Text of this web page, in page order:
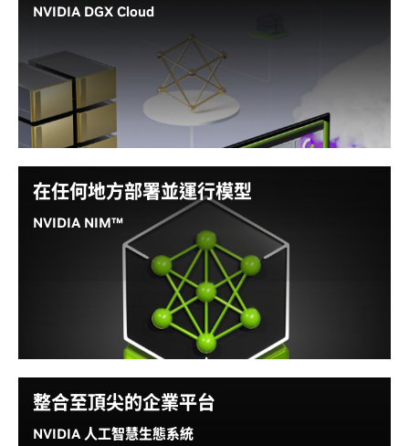
深入瞭解 NeMo
NVIDIA DGX Cloud
客製化人工智慧模型時，需要取用重要的運算資源、人
工智慧專業知識和軟體，藉此精簡人工智慧模型的開發
過程。
NVIDIA DGX Cloud 這款端對端人工智慧平台適用於開
球領先 CSP 共同設計的專用容量。在 DGX Cloud 量身
打造專屬的人工智慧模型。
在任何地方部署並運行模型
NVIDIA NIM™
NVIDIA AI Foundry 建構的 NVIDIA NIM，可隨處快速
部署及擴充客製化模型。
NVIDIA NIM 這套微服務易於使用，其設計可跨雲端、
資料中心和工作站，以安全可靠的方式部署高效能人工
閱讀部落格
整合至頂尖的企業平台
NVIDIA 人工智慧生態系統